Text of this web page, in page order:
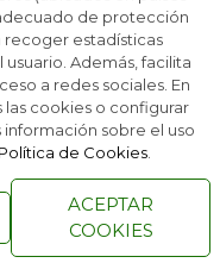
de protección
recoger estadísticas
Además, facilita
a redes sociales. En
cookies o configurar
sobre el uso
Política de Cookies
ACEPTAR
COOKIES
FORMA DE
DERECHOS